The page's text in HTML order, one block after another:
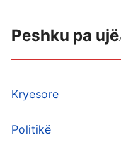
Peshku pa ujë
Kryesore
Politikë